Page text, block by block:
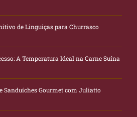
de Linguiças para Churrasco
A Temperatura Ideal na Carne Suína
Sanduíches Gourmet com Juliatto